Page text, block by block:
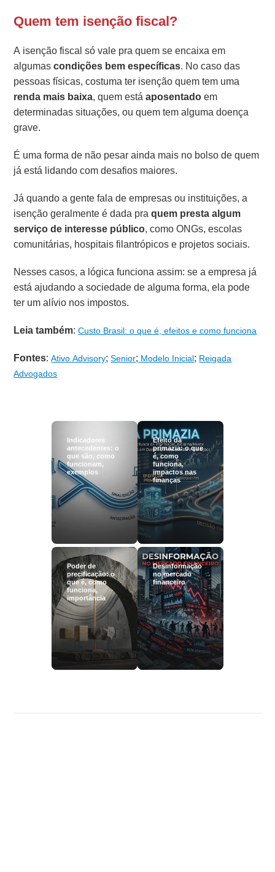
Quem tem isenção fiscal?
A isenção fiscal só vale pra quem se encaixa em
algumascondições bem específicas. No caso das
pessoas físicas, costuma ter isenção quem tem uma
renda mais baixa, quem estáaposentadoem
determinadas situações, ou quem tem alguma doença
grave.
É uma forma de não pesar ainda mais no bolso de quem
já está lidando com desafios maiores.
Já quando a gente fala de empresas ou instituições, a
isenção geralmente é dada praquem presta algum
serviço de interesse público, como ONGs, escolas
comunitárias, hospitais filantrópicos e projetos sociais.
Nesses casos, a lógica funciona assim: se a empresa já
está ajudando a sociedade de alguma forma, ela pode
ter um alívio nos impostos.
Leia também:Custo Brasil: o que é, efeitos e como funciona
Fontes:Ativo Advisory;Senior; Modelo Inicial; Reigada
Advogados
Indicadores
antecedentes: o
que são, como
funcionam,
exemplos
Efeito da
primazia: o que
é, como
funciona,
impactos nas
finanças
Poder de
precificação: o
que é, como
funciona,
importância
Desinformação
no mercado
financeiro